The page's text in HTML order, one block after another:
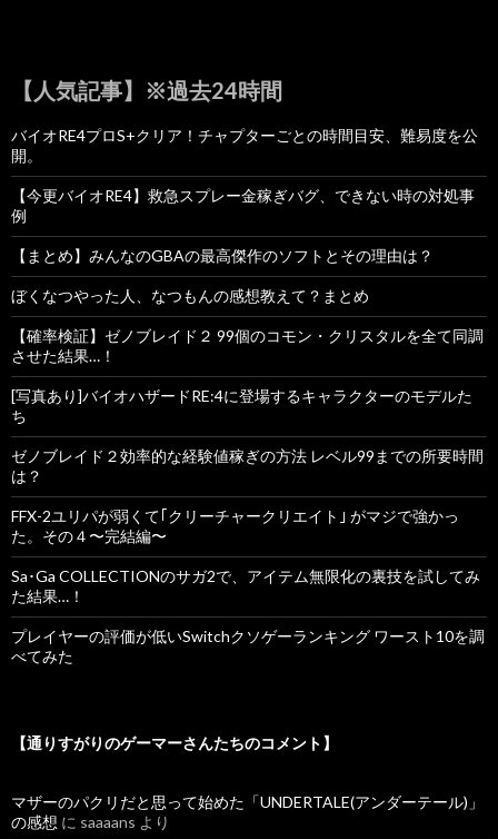
【人気記事】※過去24時間
バイオRE4プロS+クリア！チャプターごとの時間目安、難易度を公
開。
【今更バイオRE4】救急スプレー金稼ぎバグ、できない時の対処事
例
【まとめ】みんなのGBAの最高傑作のソフトとその理由は？
ぼくなつやった人、なつもんの感想教えて？まとめ
【確率検証】ゼノブレイド２ 99個のコモン・クリスタルを全て同調
させた結果…！
[写真あり]バイオハザードRE:4に登場するキャラクターのモデルた
ち
ゼノブレイド２効率的な経験値稼ぎの方法 レベル99までの所要時間
は？
FFX-2ユリパが弱くて｢クリーチャークリエイト｣ がマジで強かっ
た。その４〜完結編〜
Sa･Ga COLLECTIONのサガ2で、アイテム無限化の裏技を試してみ
た結果…！
プレイヤーの評価が低いSwitchクソゲーランキング ワースト10を調
べてみた
【通りすがりのゲーマーさんたちのコメント】
マザーのパクリだと思って始めた「UNDERTALE(アンダーテール)」
の感想 に saaaans より